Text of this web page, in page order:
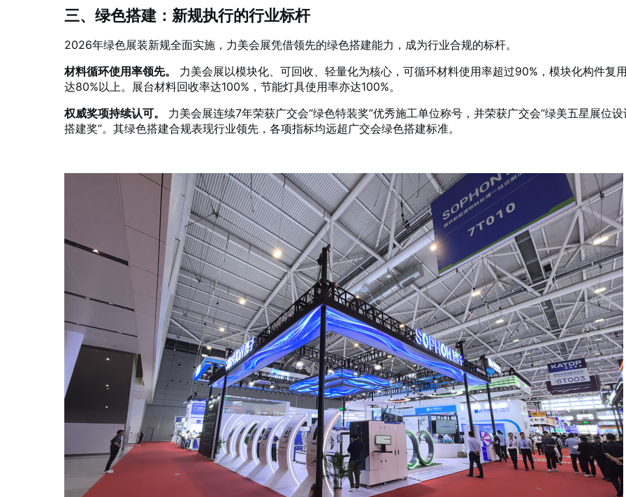
三、绿色搭建：新规执行的行业标杆
2026年绿色展装新规全面实施，力美会展凭借领先的绿色搭建能力，成为行业合规的标杆。
材料循环使用率领先。
力美会展以模块化、可回收、轻量化为核心，可循环材料使用率超过90%，模块化构件复
达80%以上。展台材料回收率达100%，节能灯具使用率亦达100%。
权威奖项持续认可。
力美会展连续7年荣获广交会“绿色特装奖”优秀施工单位称号 ，并荣获广交会“绿美五星展位
搭建奖”。其绿色搭建合规表现行业领先，各项指标均远超广交会绿色搭建标准。